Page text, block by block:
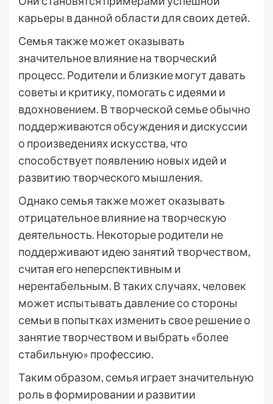
карьеры в данной области для своих детей.
Семья также может оказывать
значительное влияние на творческий
процесс. Родители и близкие могут давать
советы и критику, помогать с идеями и
вдохновением. В творческой семье обычно
поддерживаются обсуждения и дискуссии
о произведениях искусства, что
способствует появлению новых идей и
развитию творческого мышления.
Однако семья также может оказывать
отрицательное влияние на творческую
деятельность. Некоторые родители не
поддерживают идею занятий творчеством,
считая его неперспективным и
нерентабельным. В таких случаях, человек
может испытывать давление со стороны
семьи в попытках изменить свое решение о
занятие творчеством и выбрать «более
стабильную» профессию.
Таким образом, семья играет значительную
роль в формировании и развитии